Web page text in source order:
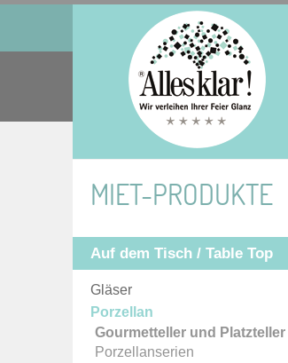
MIET-PRODUKTE
Auf dem Tisch / Table Top
Gläser
Porzellan
Gourmetteller und Platzteller
Porzellanserien